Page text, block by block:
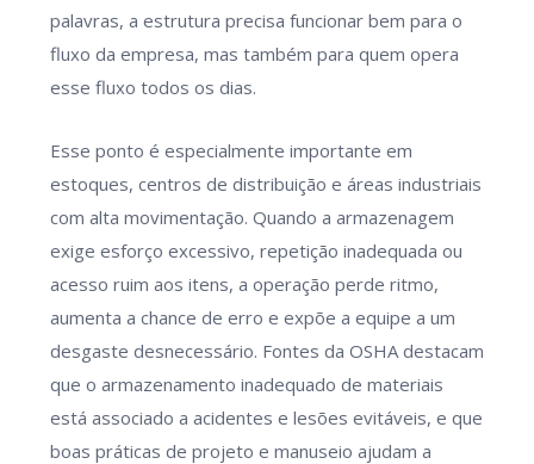
palavras, a estrutura precisa funcionar bem para o
fluxo da empresa, mas também para quem opera
esse fluxo todos os dias.
Esse ponto é especialmente importante em
estoques, centros de distribuição e áreas industriais
com alta movimentação. Quando a armazenagem
exige esforço excessivo, repetição inadequada ou
acesso ruim aos itens, a operação perde ritmo,
aumenta a chance de erro e expõe a equipe a um
desgaste desnecessário. Fontes da OSHA destacam
que o armazenamento inadequado de materiais
está associado a acidentes e lesões evitáveis, e que
boas práticas de projeto e manuseio ajudam a